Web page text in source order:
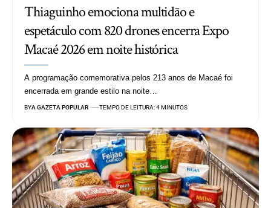
Thiaguinho emociona multidão e
espetáculo com 820 drones encerra Expo
Macaé 2026 em noite histórica
A programação comemorativa pelos 213 anos de Macaé foi
encerrada em grande estilo na noite…
BYA GAZETA POPULAR TEMPO DE LEITURA: 4 MINUTOS